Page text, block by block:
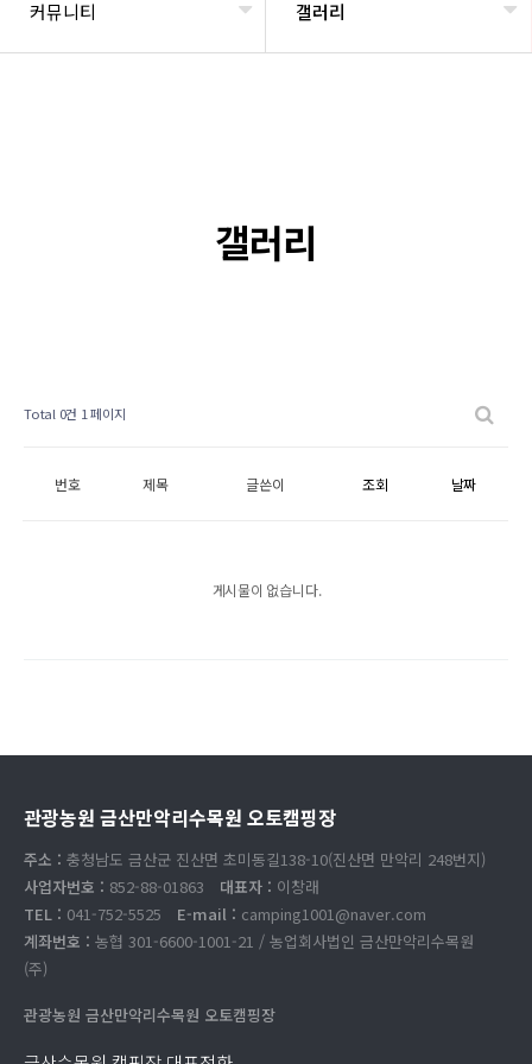
커뮤니티 갤러리
갤러리
Total 0건 1 페이지
번호 제목 글쓴이 조회 날짜
게시물이 없습니다.
관광농원 금산만악리수목원 오토캠핑장
주소 : 충청남도 금산군 진산면 초미동길138-10(진산면 만악리 248번지)
사업자번호 : 852-88-01863 대표자 : 이창래
TEL : 041-752-5525 E-mail : camping1001@naver.com
계좌번호 : 농협 301-6600-1001-21 / 농업회사법인 금산만악리수목원
(주)
관광농원 금산만악리수목원 오토캠핑장